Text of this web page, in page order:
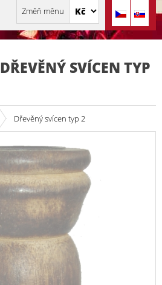
DŘEVĚNÝ SVÍCEN TYP
Dřevěný svícen typ 2